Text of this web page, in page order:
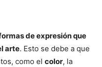
de expresión que
arte. Esto se debe a que
como el color, la